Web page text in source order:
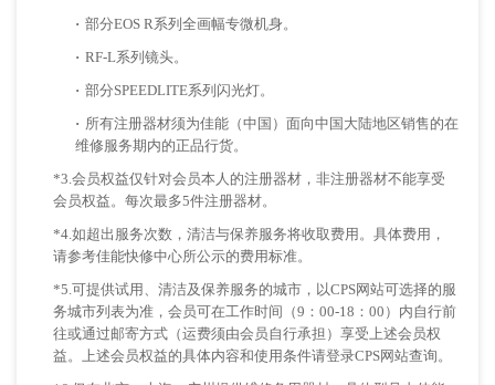
· 部分EOS R系列全画幅专微机身。
· RF-L系列镜头。
· 部分SPEEDLITE系列闪光灯。
· 所有注册器材须为佳能（中国）面向中国大陆地区销售的在
维修服务期内的正品行货。
*3.会员权益仅针对会员本人的注册器材，非注册器材不能享受
会员权益。每次最多5件注册器材。
*4.如超出服务次数，清洁与保养服务将收取费用。具体费用，
请参考佳能快修中心所公示的费用标准。
*5.可提供试用、清洁及保养服务的城市，以CPS网站可选择的服
务城市列表为准，会员可在工作时间（9：00-18：00）内自行前
往或通过邮寄方式（运费须由会员自行承担）享受上述会员权
益。上述会员权益的具体内容和使用条件请登录CPS网站查询。